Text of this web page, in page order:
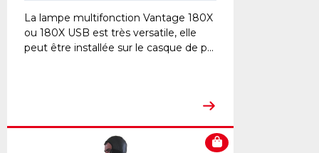
La lampe multifonction Vantage 180X
ou 180X USB est très versatile, elle
peut être installée sur le casque de p...